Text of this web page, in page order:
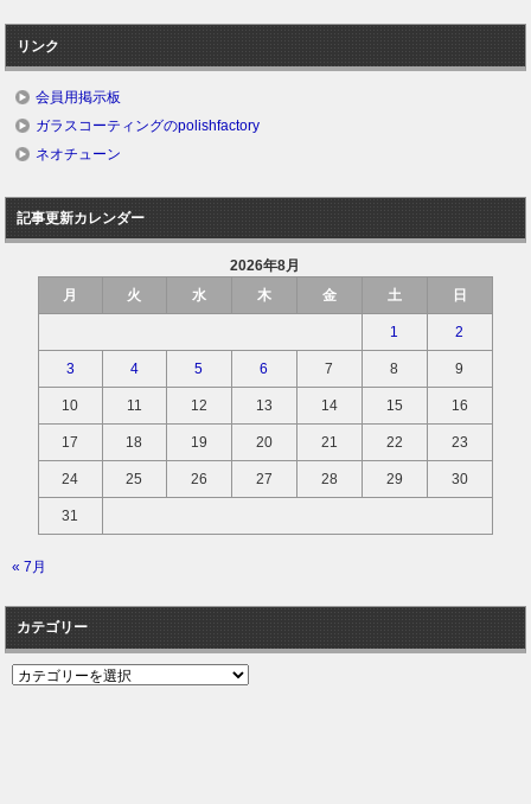
リンク
会員用掲示板
ガラスコーティングのpolishfactory
ネオチューン
記事更新カレンダー
2026年8月
月
火 水 木 金 土 日
1 2
3 4 5 6 7 8 9
10 11 12 13 14 15 16
17 18 19 20 21 22 23
24 25 26 27 28 29 30
31
« 7月
カテゴリー
カ